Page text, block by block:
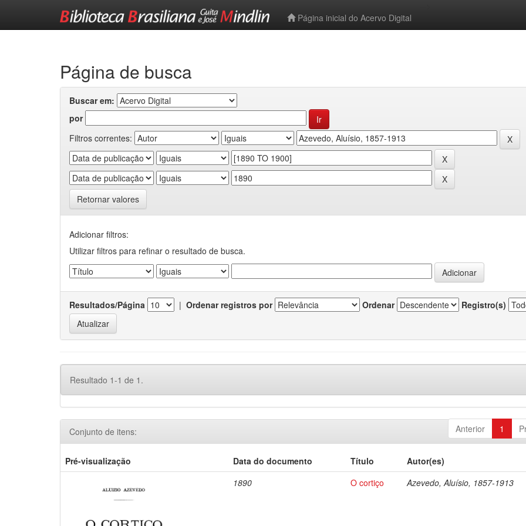
Página inicial do Acervo Digital
Página de busca
Buscar em:
por
Filtros correntes:
Retornar valores
Adicionar filtros:
Utilizar filtros para refinar o resultado de busca.
Resultados/Página | Ordenar registros por Ordenar Registro(s)
Resultado 1-1 de 1.
Anterior 1
Conjunto de itens:
Pré-visualização Data do documento Título
Autor(es)
1890
O cortiço Azevedo, Aluísio, 1857-1913